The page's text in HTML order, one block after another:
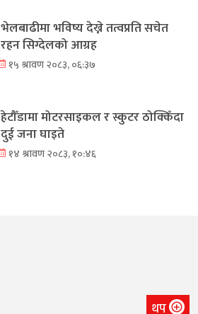
भेलबाढीमा भविष्य देख्ने तत्वप्रति सचेत
रहन सिग्देलको आग्रह
१५ श्रावण २०८३, ०६:३७
हेटौँडामा मोटरसाइकल र स्कुटर ठोक्किँदा
दुई जना घाइते
१४ श्रावण २०८३, १०:४६
थप